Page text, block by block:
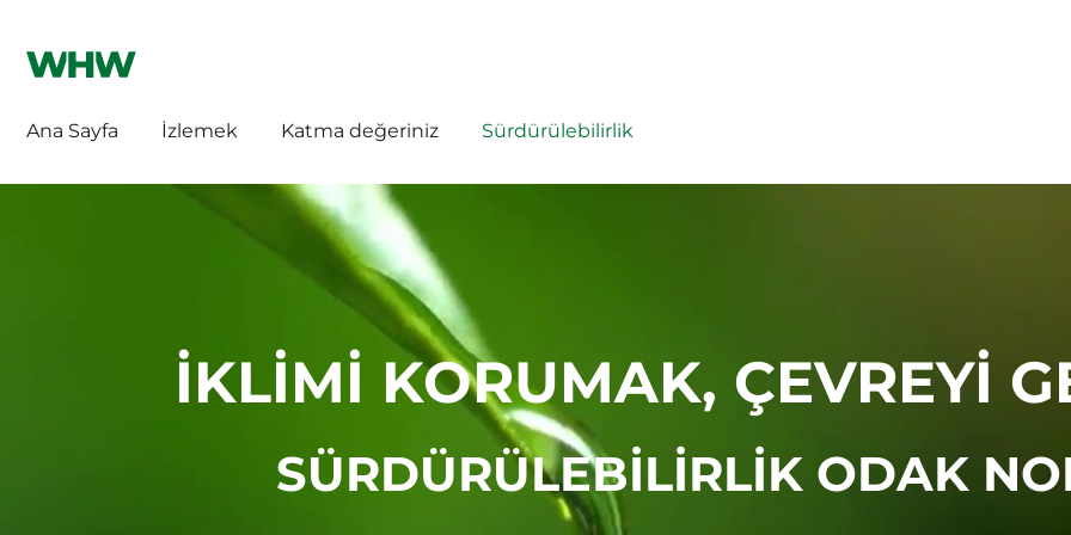
Ana Sayfa İzlemek Katma değeriniz Sürdürülebilirlik
İKLİMİ KORUMAK, ÇEVREYİ
SÜRDÜRÜLEBİLİRLİK ODAK